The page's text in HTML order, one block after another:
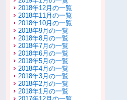
2018年12月の一覧
2018年11月の一覧
2018年10月の一覧
2018年9月の一覧
2018年8月の一覧
2018年7月の一覧
2018年6月の一覧
2018年5月の一覧
2018年4月の一覧
2018年3月の一覧
2018年2月の一覧
2018年1月の一覧